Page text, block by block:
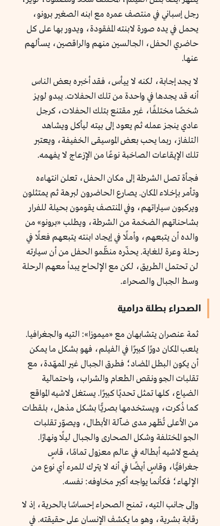
رجل إسباني في منتصف عمره مع ابنه الصغير برونو،
يحمل في يده صورة لابنته المفقودة، ويدور بها على كل
حاضري الحفل، الجالسين منهم والراقصين، يسألهم
عنها.
لا يجد إجابة، لكنه لا ييأس، فقد أخبره بعض الناس
أنه قد يجدها في واحدة من تلك الحفلات. يبدو لويز
شخصًا مختلفًا، غير مقتنع بتلك الحفلات، كرجل
عادي ينجز عمله ثم يعود إلى بيته ليأكل ويشاهد
التلفاز، ربما يحب بعض الموسيقى الخفيفة، ويعتبر
تلك الإيقاعات الصاخبة نوعًا من الإزعاج لا يفهمه.
فجأة تصل الشرطة إلى مكان الحفل، تعلن انتهاءه
وتأمر بإخلاء المكان. يصارع الحاضرون لبرهة ثم يمتثلون
ويركبون سياراتهم، وفي المنتصف يقومون بحيلة للفرار
بشاحناتهم الضخمة من الشرطة، ويطلب «برونو» من
والده أن يتبعهم، وأملًا في إيجاد ابنته يتبعهم فعلًا في
رحلة وعرة للغاية. يحذّره منظّمو الحفل من أن سيارته
لن تحتمل الطريق، لكن مع الإلحاح يبدأ معهم الرحلة
وسط الجبال والصحراء.
الصحراء بطلة درامية
ثمة عنصران يتشابهان مع «ميموزا»: التيه والجغرافيا.
يلعب المكان دورًا كبيرًا في الفيلم، فهو بشكل ما يمكن
أن يكون البطل المضاد؛ فطرق الجبال غير الممهّدة، مع
تقلبات الجو ونقص الطعام والشراب، واحتمالية
الضياع، كلها تمثل تحديًا كبيرًا. يستغل لاشيه المواقع
كما ذُكرت، ويستخدمها بصريًّا بشكل مذهل، بلقطات
من الأعلى تُظهر مدى ضآلة الأبطال، ويصوّر تقلبات
الجو المختلفة وشكل الصحارى والجبال ليلًا ونهارًا.
يضع لاشيه أبطاله في عالم معزول تمامًا، قاسٍ
جغرافيًّا، وقاسٍ أيضًا في أنه لا يترك للمرء أي نوع من
الإلهاء؛ فكأنما يواجه أكبر مخاوفه: نفسه.
وإلى جانب التيه، تمنح الصحراء إحساسًا بالحرية، إذ لا
رقابة بشرية، وهو ما يكشف الإنسان على حقيقته. في